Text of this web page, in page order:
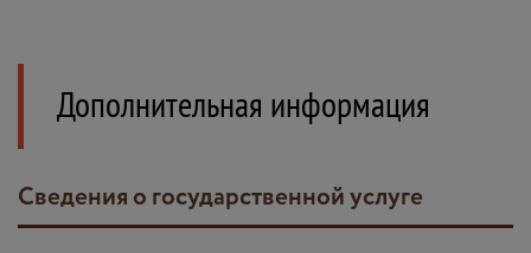
Дополнительная информация
Сведения о государственной услуге